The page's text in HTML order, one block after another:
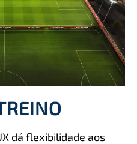
dá ﬂexibilidade aos